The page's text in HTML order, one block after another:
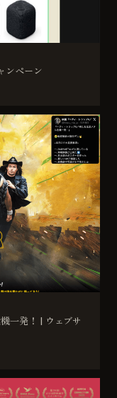
ンペーン
一発！ | ウェブサ